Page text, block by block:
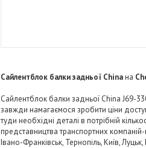
Сайлентблок балки задньої Chinaна
Сайлентблок балки задньої China J69-
завжди намагаємося зробити ціни
туди необхідні деталі в потрібній
представництва транспортних
Івано-Франківськ, Тернопіль, Київ,